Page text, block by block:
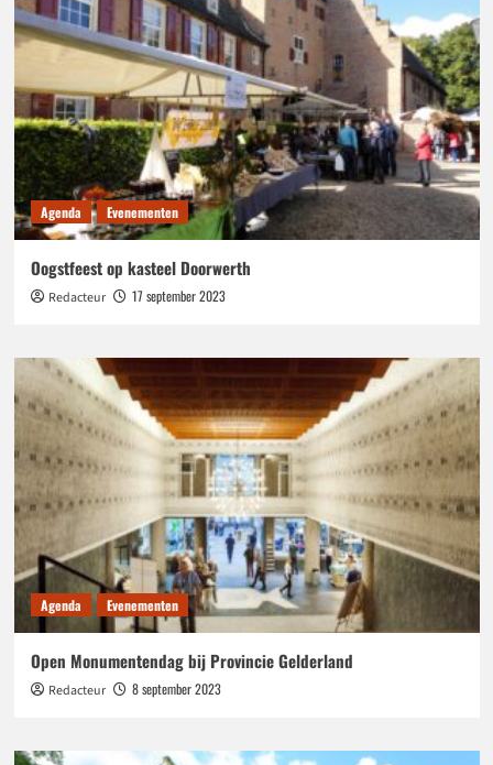
Agenda Evenementen
Oogstfeest op kasteel Doorwerth
Redacteur 17 september 2023
Agenda Evenementen
Open Monumentendag bij Provincie Gelderland
Redacteur 8 september 2023